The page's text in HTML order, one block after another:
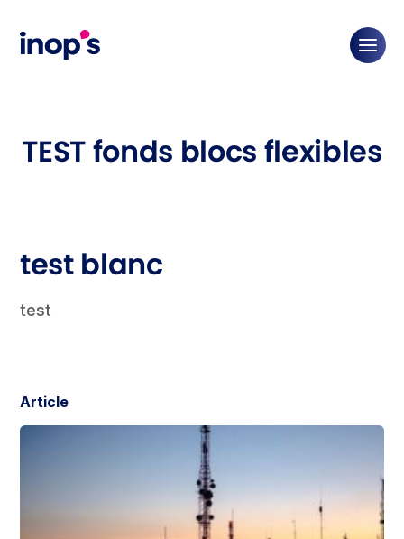
TEST fonds blocs flexibles
test blanc
test
Article